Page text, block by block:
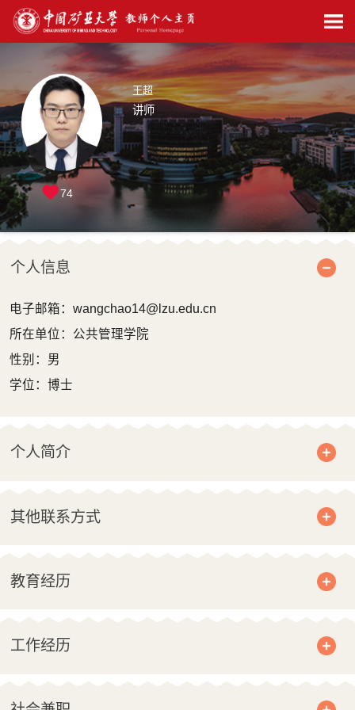
王超
讲师
74
个人信息
电子邮箱： wangchao14@lzu.edu.cn
所在单位：公共管理学院
性别：男
学位：博士
个人简介
其他联系方式
教育经历
工作经历